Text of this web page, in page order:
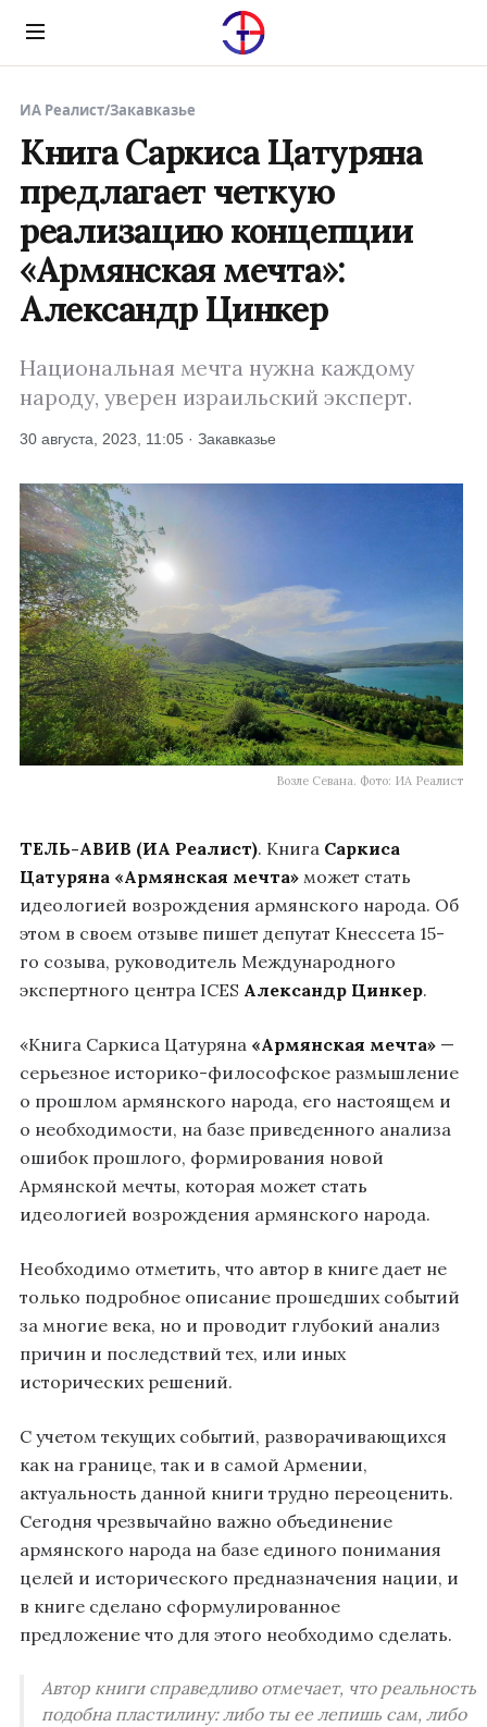
Menu
ИА Реалист/Закавказье
Книга Саркиса Цатуряна
предлагает четкую
реализацию концепции
«Армянская мечта»:
Александр Цинкер
Национальная мечта нужна каждому
народу, уверен израильский эксперт.
30 августа, 2023, 11:05 · Закавказье
Возле Севана. Фото: ИА Реалист
ТЕЛЬ-АВИВ (ИА Реалист). Книга Саркиса
Цатуряна «Армянская мечта» может стать
идеологией возрождения армянского народа. Об
этом в своем отзыве пишет депутат Кнессета 15-
го созыва, руководитель Международного
экспертного центра ICES Александр Цинкер.
«Книга Саркиса Цатуряна «Армянская мечта» —
серьезное историко-философское размышление
о прошлом армянского народа, его настоящем и
о необходимости, на базе приведенного анализа
ошибок прошлого, формирования новой
Армянской мечты, которая может стать
идеологией возрождения армянского народа.
Необходимо отметить, что автор в книге дает не
только подробное описание прошедших событий
за многие века, но и проводит глубокий анализ
причин и последствий тех, или иных
исторических решений.
С учетом текущих событий, разворачивающихся
как на границе, так и в самой Армении,
актуальность данной книги трудно переоценить.
Сегодня чрезвычайно важно объединение
армянского народа на базе единого понимания
целей и исторического предназначения нации, и
в книге сделано сформулированное
предложение что для этого необходимо сделать.
Автор книги справедливо отмечает, что реальность
подобна пластилину: либо ты ее лепишь сам, либо